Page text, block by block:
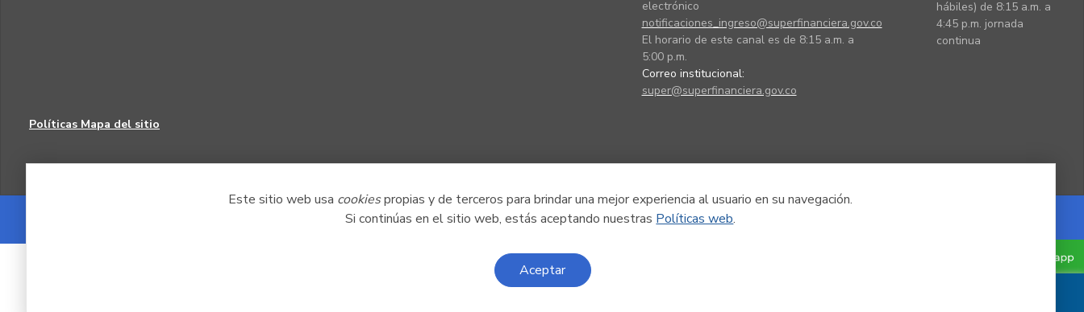
Este sitio web usa cookiespropias y de terceros para brindar una mejor experiencia al usuario en su navegación.
Si continúas en el sitio web, estás aceptando nuestras Políticas web.
Aceptar
electrónico
notificaciones_ingreso@superfinanciera.gov.co
El horario de este canal es de 8:15 a.m. a
5:00 p.m.
Correo institucional:
super@superfinanciera.gov.co
hábiles) de 8:15 a.m. a
4:45 p.m. jornada
continua
Políticas Mapa del sitio
Powered by Nexura